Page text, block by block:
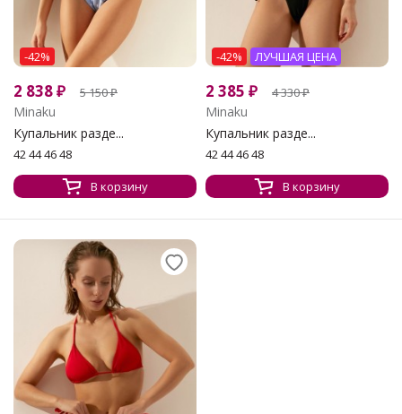
-42%
2 838₽ 5 150₽
Minaku
Купальник разде...
42 44 46 48
В корзину
-42% ЛУЧШАЯ ЦЕНА
2 385 ₽ 4 330₽
Minaku
Купальник разде...
42 44 46 48
В корзину